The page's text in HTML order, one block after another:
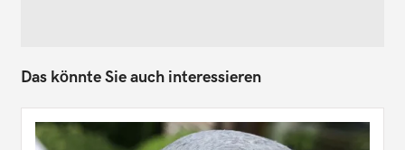
Das könnte Sie auch interessieren